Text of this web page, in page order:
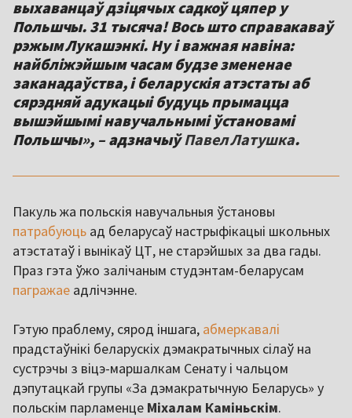
выхаванцаў дзіцячых садкоў цяпер у
Польшчы. 31 тысяча! Вось што справакаваў
рэжым Лукашэнкі. Ну і важная навіна:
найбліжэйшым часам будзе змененае
заканадаўства, і беларускія атэстаты аб
сярэдняй адукацыі будуць прымацца
вышэйшымі навучальнымі ўстановамі
Польшчы», – адзначыўПавел Латушка.
Пакуль жа польскія навучальныя ўстановы
патрабуюць ад беларусаў настрыфікацыі школьных
атэстатаў і вынікаў ЦТ, не старэйшых за два гады.
Праз гэта ўжо залічаным студэнтам-беларусам
пагражае адлічэнне.
Гэтую праблему, сярод іншага, абмеркавалі
прадстаўнікі беларускіх дэмакратычных сілаў на
сустрэчы з віцэ-маршалкам Сенату і чальцом
дэпутацкай групы «За дэмакратычную Беларусь» у
польскім парламенце Міхалам Каміньскім.